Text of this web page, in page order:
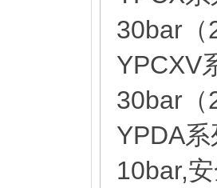
30bar（
YPCXV
30bar（
YPDA
10bar,